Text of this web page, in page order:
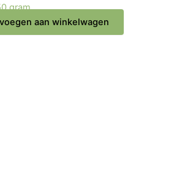
gram.
aan winkelwagen